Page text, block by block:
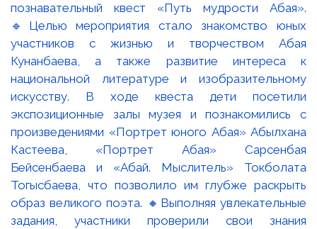
познавательный квест «Путь мудрости Абая».
🔹Целью мероприятия стало знакомство юных
участников с жизнью и творчеством Абая
Кунанбаева, а также развитие интереса к
национальной литературе и изобразительному
искусству. В ходе квеста дети посетили
экспозиционные залы музея и познакомились с
произведениями «Портрет юного Абая» Абылхана
Кастеева, «Портрет Абая» Сарсенбая
Бейсенбаева и «Абай. Мыслитель» Токболата
Тогысбаева, что позволило им глубже раскрыть
образ великого поэта. 🔸Выполняя увлекательные
задания, участники проверили свои знания